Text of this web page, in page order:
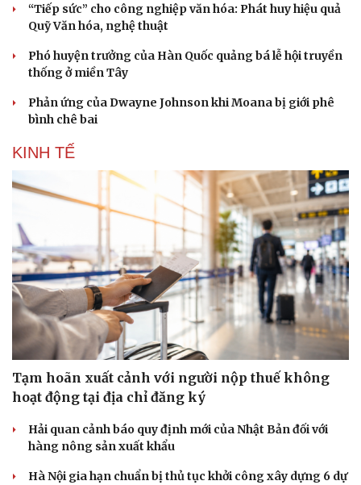
“Tiếp sức” cho công nghiệp văn hóa: Phát huy hiệu quả
Quỹ Văn hóa, nghệ thuật
Phó huyện trưởng của Hàn Quốc quảng bá lễ hội truyền
thống ở miền Tây
Phản ứng của Dwayne Johnson khi Moana bị giới phê
bình chê bai
KINH TẾ
Tạm hoãn xuất cảnh với người nộp thuế không
hoạt động tại địa chỉ đăng ký
Hải quan cảnh báo quy định mới của Nhật Bản đối với
hàng nông sản xuất khẩu
Hà Nội gia hạn chuẩn bị thủ tục khởi công xây dựng 6 dự